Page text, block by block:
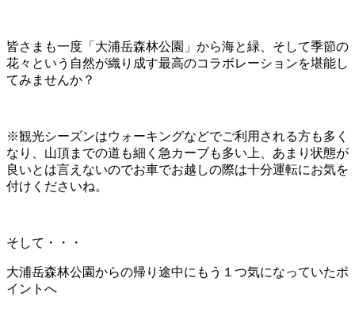
皆さまも一度「大浦岳森林公園」から海と緑、そして季節の
花々という自然が織り成す最高のコラボレーションを堪能し
てみませんか？
※観光シーズンはウォーキングなどでご利用される方も多く
なり、山頂までの道も細く急カーブも多い上、あまり状態が
良いとは言えないのでお車でお越しの際は十分運転にお気を
付けくださいね。
そして・・・
大浦岳森林公園からの帰り途中にもう１つ気になっていたポ
イントへ